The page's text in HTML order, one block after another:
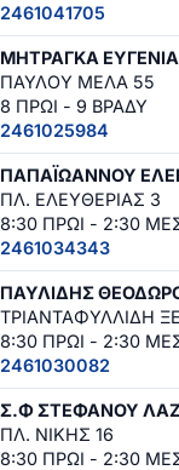
2461041705
ΜΗΤΡΑΓΚΑ
ΠΑΥΛΟΥ ΜΕΛΑ 55
8 ΠΡΩΙ - 9 ΒΡΑΔΥ
2461025984
ΠΑΠΑΪΩΑΝΝΟΥ
ΠΛ. ΕΛΕΥΘΕΡΙΑΣ 3
8:30 ΠΡΩΙ - 2:30
2461034343
ΠΑΥΛΙΔΗΣ
ΤΡΙΑΝΤΑΦΥΛΛΙΔΗ
8:30 ΠΡΩΙ - 2:30
2461030082
Σ.Φ ΣΤΕΦΑΝΟΥ
ΠΛ. ΝΙΚΗΣ 16
8:30 ΠΡΩΙ - 2:30